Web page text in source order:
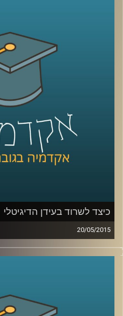
הגבוהה של אמריקאים
להתעניינות הרבה
בישראל. מתי הזדהו עם
פחות? האם יש הבדלי
גיל, השכלה, דת, גזע
דמוקרטים
קרדיט תמונות:AudioVersity
כיצד לשרוד בעידן הדיגיטלי
20/05/2015
קשה להאמין עד כמה
שינויים אלו. מה עלינו
מתאימים לעולם הדיגיטלי